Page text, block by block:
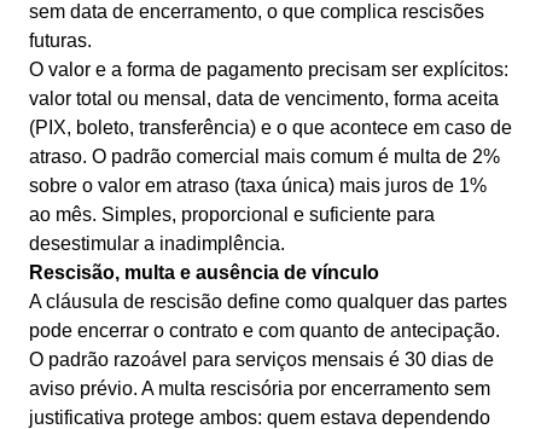
sem data de encerramento, o que complica rescisões
futuras.
O valor e a forma de pagamento precisam ser explícitos:
valor total ou mensal, data de vencimento, forma aceita
(PIX, boleto, transferência) e o que acontece em caso de
atraso. O padrão comercial mais comum é multa de 2%
sobre o valor em atraso (taxa única) mais juros de 1%
ao mês. Simples, proporcional e suficiente para
desestimular a inadimplência.
Rescisão, multa e ausência de vínculo
A cláusula de rescisão define como qualquer das partes
pode encerrar o contrato e com quanto de antecipação.
O padrão razoável para serviços mensais é 30 dias de
aviso prévio. A multa rescisória por encerramento sem
justificativa protege ambos: quem estava dependendo